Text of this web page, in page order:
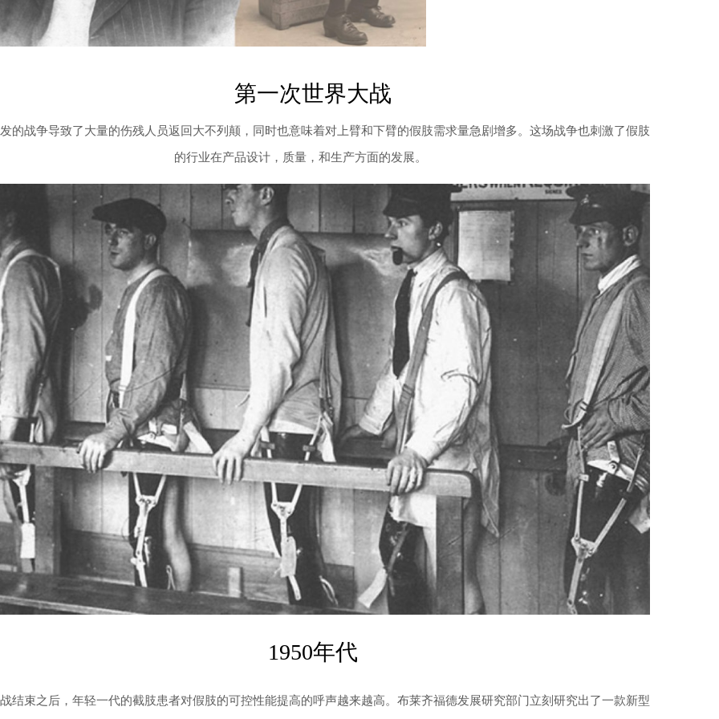
第一次世界大战
的战争导致了大量的伤残人员返回大不列颠，同时也意味着对上臂和下臂的假肢需求量急剧增多。这场战争也刺激了假肢
的行业在产品设计，质量，和生产方面的发展。
1950年代
结束之后，年轻一代的截肢患者对假肢的可控性能提高的呼声越来越高。布莱齐福德发展研究部门立刻研究出了一款新型